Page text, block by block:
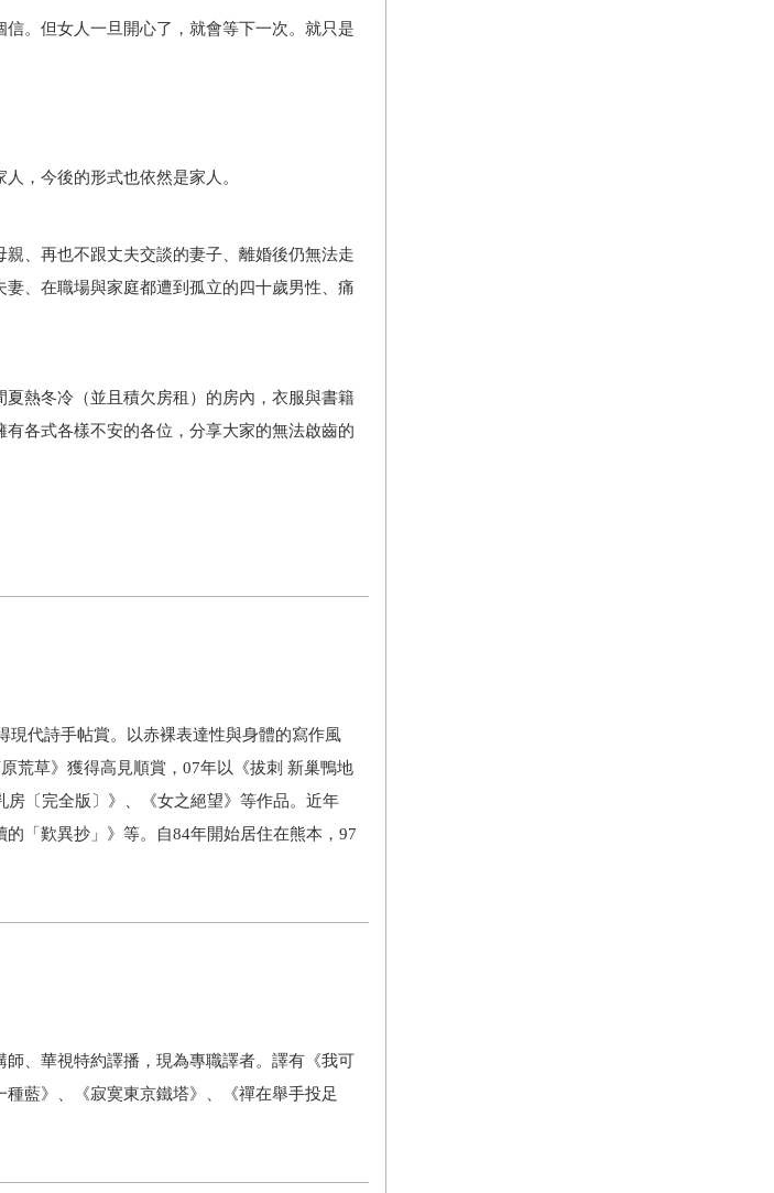
。但女人一旦開心了，就會等下一次。就只是
，今後的形式也依然是家人。
、再也不跟丈夫交談的妻子、離婚後仍無法走
、在職場與家庭都遭到孤立的四十歲男性、痛
熱冬冷（並且積欠房租）的房內，衣服與書籍
各式各樣不安的各位，分享大家的無法啟齒的
代詩手帖賞。以赤裸表達性與身體的寫作風
荒草》獲得高見順賞，07年以《拔刺 新巢鴨地
〔完全版〕》、《女之絕望》等作品。近年
「歎異抄」》等。自84年開始居住在熊本，97
、華視特約譯播，現為專職譯者。譯有《我可
藍》、《寂寞東京鐵塔》、《禪在舉手投足